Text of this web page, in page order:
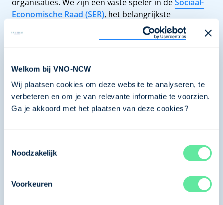
Welkom bij VNO-NCW
Wij plaatsen cookies om deze website te analyseren, te
verbeteren en om je van relevante informatie te voorzien.
Ga je akkoord met het plaatsen van deze cookies?
Noodzakelijk
Voorkeuren
organisaties. We zijn een vaste speler in deSociaal-
Economische Raad (SER), het belangrijkste
adviesorgaan van de regering op sociaal en
economisch gebied. En we spelen een grote rol in de
Stichting van de Arbeid, het overlegorgaan van
Ook in Brussel laten we ons horen. VNO-NCW heeft
vier zetels in het Europees Economisch en Sociaal
Commissie adviseert over alle relevante dossiers.
We vertalen beleid naar de
Belangen behartigen is één kant van het verhaal. De